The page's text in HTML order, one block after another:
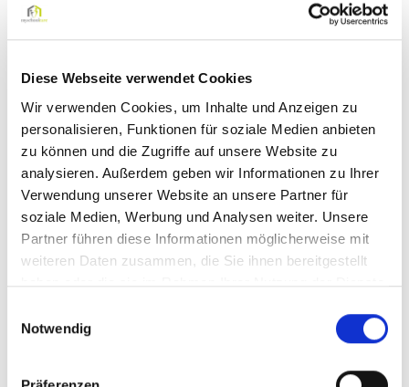
Diese Webseite verwendet Cookies
Wir verwenden Cookies, um Inhalte und Anzeigen zu
personalisieren, Funktionen für soziale Medien anbieten
zu können und die Zugriffe auf unsere Website zu
analysieren. Außerdem geben wir Informationen zu Ihrer
Verwendung unserer Website an unsere Partner für
soziale Medien, Werbung und Analysen weiter. Unsere
Partner führen diese Informationen möglicherweise mit
weiteren Daten zusammen, die Sie ihnen bereitgestellt
haben oder die sie im Rahmen Ihrer Nutzung der Dienste
Notwendig
Sicherer Arbeitgeber – auch in Krisenzeiten!
Kontinuierliche Aus- und Weiterbildungsprogramme
Kompetente Unterstützung durch unsere pädagogischen
Fachkräfte
Wertschätzende Zusammenarbeit durch zufriedene
Kinder, Eltern & Lehrer
Ein attraktives Mitarbeiter-Empfehlungsprogramm
(Mitarbeiter werben Kunden/Mitarbeiter)
Angebot einer betrieblichen Altersvorsorge
Begleitung eines festen Kindes mit Diabetes